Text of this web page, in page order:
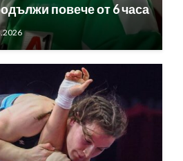
повече от 6 часа